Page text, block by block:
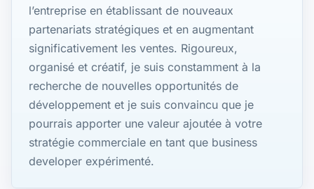
l’entreprise en établissant de nouveaux
partenariats stratégiques et en augmentant
significativement les ventes. Rigoureux,
organisé et créatif, je suis constamment à la
recherche de nouvelles opportunités de
développement et je suis convaincu que je
pourrais apporter une valeur ajoutée à votre
stratégie commerciale en tant que business
developer expérimenté.